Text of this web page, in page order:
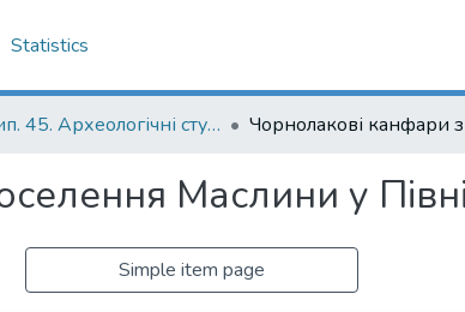
Statistics
Вип. 45. Археологічні студії
Маслини у
Simple item page